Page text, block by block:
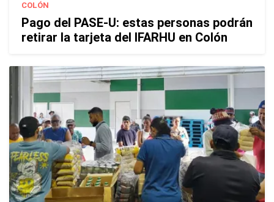
COLÓN
Pago del PASE-U: estas personas podrán
retirar la tarjeta del IFARHU en Colón